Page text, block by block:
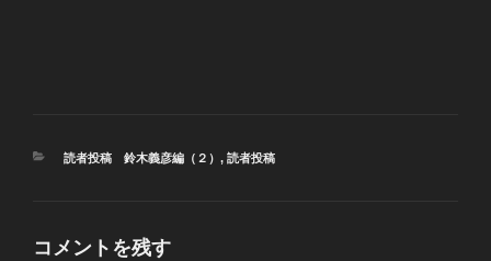
カ
読者投稿 鈴木義彦編（２） , 読者投稿
コメントを残す